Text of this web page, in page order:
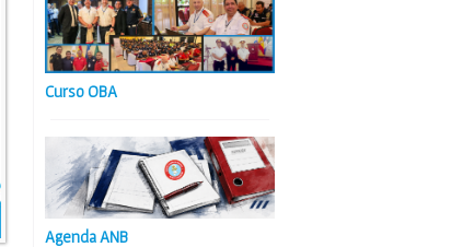
Curso OBA
Agenda ANB